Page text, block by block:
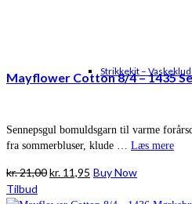
Strikkekit –
Mayflower Cotton 8/4 – 1435
Sennepsgul bomuldsgarn til varme
fra sommerbluser, klude … Læs mere
kr.21,00Den
kr. 11,95 Den
Buy Now
Tilbud